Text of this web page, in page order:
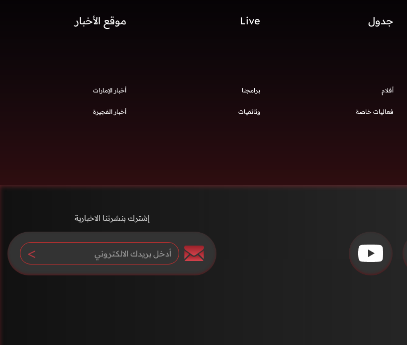
جدول Live موقع الأخبار
أفلام برامجنا
فعاليات خاصة وثائقيات
أخبار الإمارات
أخبار الفجيرة
إشترك بنشرتنا الاخبارية